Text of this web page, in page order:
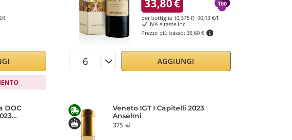
ℓ
33,80€
per bottiglia (0,375 ℓ)90,13 €/ℓ
IVA e tasse inc.
Prezzo più basso:35,60 €
AGGIUNGI
DOC
Veneto IGT I Capitelli 2023
Anselmi
375 ㎖